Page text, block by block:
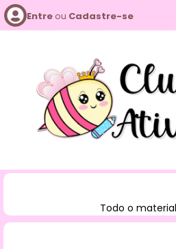
Entreou Cadastre-se
Todo o